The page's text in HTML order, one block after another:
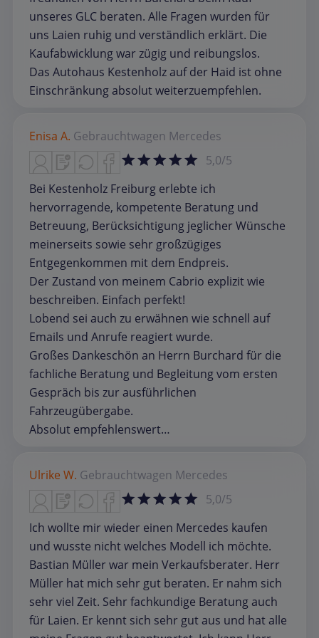
unseres GLC beraten. Alle Fragen wurden für
uns Laien ruhig und verständlich erklärt. Die
Kaufabwicklung war zügig und reibungslos.
Das Autohaus Kestenholz auf der Haid ist ohne
Einschränkung absolut weiterzuempfehlen.
Enisa A. Gebrauchtwagen Mercedes
5,0/5
Bei Kestenholz Freiburg erlebte ich
hervorragende, kompetente Beratung und
Betreuung, Berücksichtigung jeglicher Wünsche
meinerseits sowie sehr großzügiges
Entgegenkommen mit dem Endpreis.
Der Zustand von meinem Cabrio explizit wie
beschreiben. Einfach perfekt!
Lobend sei auch zu erwähnen wie schnell auf
Emails und Anrufe reagiert wurde.
Großes Dankeschön an Herrn Burchard für die
fachliche Beratung und Begleitung vom ersten
Gespräch bis zur ausführlichen
Fahrzeugübergabe.
Absolut empfehlenswert…
Ulrike W. Gebrauchtwagen Mercedes
5,0/5
Ich wollte mir wieder einen Mercedes kaufen
und wusste nicht welches Modell ich möchte.
Bastian Müller war mein Verkaufsberater. Herr
Müller hat mich sehr gut beraten. Er nahm sich
sehr viel Zeit. Sehr fachkundige Beratung auch
für Laien. Er kennt sich sehr gut aus und hat alle